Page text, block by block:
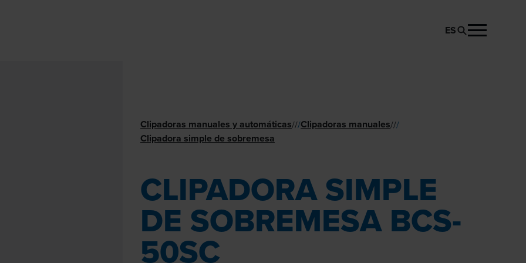
ES
Clipadoras manuales y automáticas///Clipadoras manuales///
Clipadora simple de sobremesa
CLIPADORA SIMPLE
DE SOBREMESA BCS-
50SC